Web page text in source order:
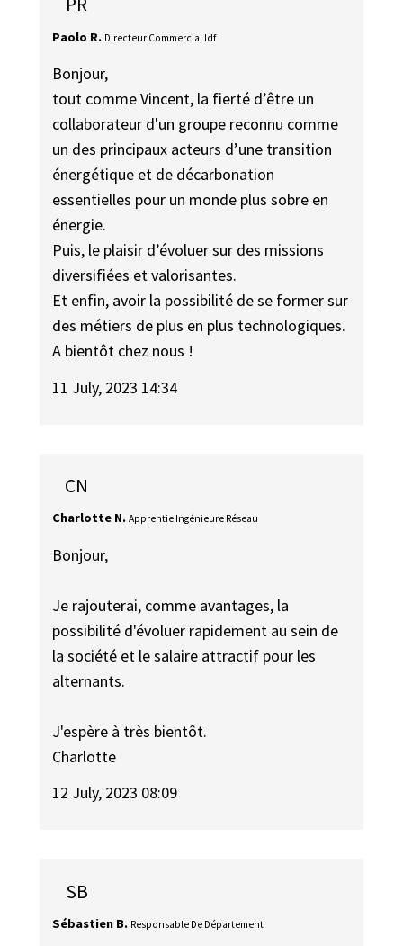
Paolo R. Directeur Commercial Idf
Bonjour,
tout comme Vincent, la fierté d’être un
collaborateur d'un groupe reconnu comme
un des principaux acteurs d’une transition
énergétique et de décarbonation
essentielles pour un monde plus sobre en
énergie.
Puis, le plaisir d’évoluer sur des missions
diversifiées et valorisantes.
Et enfin, avoir la possibilité de se former sur
des métiers de plus en plus technologiques.
A bientôt chez nous !
11 July, 2023 14:34
CN
Charlotte N. Apprentie Ingénieure Réseau
Bonjour,
Je rajouterai, comme avantages, la
possibilité d'évoluer rapidement au sein de
la société et le salaire attractif pour les
alternants.
J'espère à très bientôt.
Charlotte
12 July, 2023 08:09
SB
Sébastien B. Responsable De Département